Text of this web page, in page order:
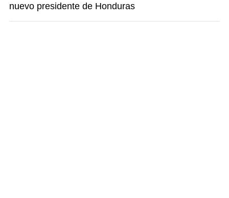
nuevo presidente de Honduras